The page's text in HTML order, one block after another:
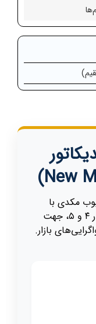
مکدی با
قابلیت‌های پیشرفته برای متاتریدر ۴ و ۵، جهت
بازار.